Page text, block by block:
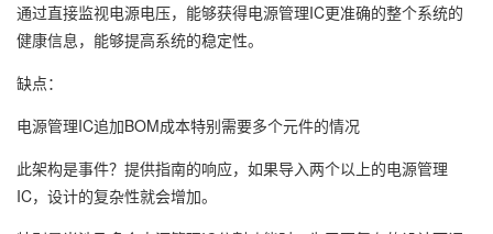
通过直接监视电源电压，能够获得电源管理IC更准确的整个系统的
健康信息，能够提高系统的稳定性。
缺点：
电源管理IC追加BOM成本特别需要多个元件的情况
此架构是事件？提供指南的响应，如果导入两个以上的电源管理
IC，设计的复杂性就会增加。